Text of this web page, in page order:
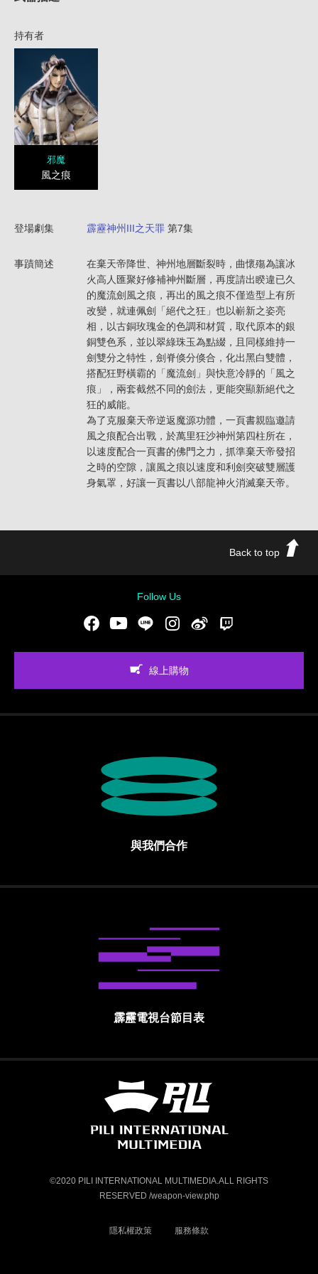
持有者
邪魔
風之痕
登場劇集 霹靂神州III之天罪 第7集
事蹟簡述
在棄天帝降世、神州地層斷裂時，曲懷殤為讓冰
火高人匯聚好修補神州斷層，再度請出睽違已久
的魔流劍風之痕，再出的風之痕不僅造型上有所
改變，就連佩劍「絕代之狂」也以嶄新之姿亮
相，以古銅玫瑰金的色調和材質，取代原本的銀
銅雙色系，並以翠綠珠玉為點綴，且同樣維持一
劍雙分之特性，劍脊倏分倏合，化出黑白雙體，
搭配狂野橫霸的「魔流劍」與快意冷靜的「風之
痕」，兩套截然不同的劍法，更能突顯新絕代之
狂的威能。
為了克服棄天帝逆返魔源功體，一頁書親臨邀請
風之痕配合出戰，於萬里狂沙神州第四柱所在，
以速度配合一頁書的佛門之力，抓準棄天帝發招
之時的空隙，讓風之痕以速度和利劍突破雙層護
身氣罩，好讓一頁書以八部龍神火消滅棄天帝。
Back to top
Follow Us
FacebookYoutubeLINE Instgram新浪微博
線上購物
與我們合作
霹靂電視台節目表
霹靂國際多媒體股份有限公司 PILI
©2020 PILI INTERNATIONAL MULTIMEDIA.ALL RIGHTS
RESERVED /weapon-view.php
隱私權政策 服務條款